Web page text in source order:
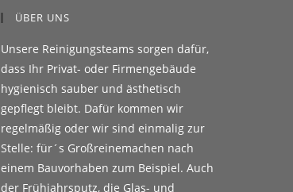
ÜBER UNS
Unsere Reinigungsteams sorgen dafür,
dass Ihr Privat- oder Firmengebäude
hygienisch sauber und ästhetisch
gepflegt bleibt. Dafür kommen wir
regelmäßig oder wir sind einmalig zur
Stelle: für´s Großreinemachen nach
einem Bauvorhaben zum Beispiel. Auch
der Frühjahrsputz, die Glas- und